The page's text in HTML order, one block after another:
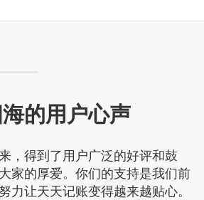
的用户心声
，得到了用户广泛的好评和鼓
家的厚爱。你们的支持是我们前
力让天天记账变得越来越贴心。